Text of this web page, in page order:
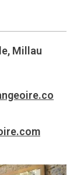
Millau